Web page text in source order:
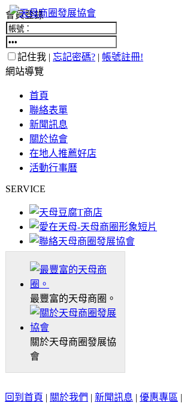
會員登錄
記住我 | 忘記密碼? | 帳號註冊!
網站導覽
首頁
聯絡表單
新聞訊息
關於協會
在地人推薦好店
活動行事曆
SERVICE
最豐富的天母商圈。
關於天母商圈發展協
會
回到首頁 | 關於我們 | 新聞訊息 | 優惠專區 |